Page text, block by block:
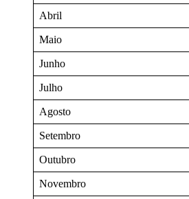
Abril
Maio
Junho
Julho
Agosto
Setembro
Outubro
Novembro